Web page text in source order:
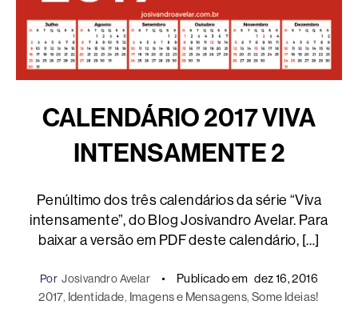
CALENDÁRIO 2017 VIVA
INTENSAMENTE 2
Penúltimo dos três calendários da série “Viva
intensamente”, do Blog Josivandro Avelar. Para
baixar a versão em PDF deste calendário, […]
Por Josivandro Avelar Publicado em dez 16, 2016
2017, Identidade, Imagens e Mensagens, Some Ideias!